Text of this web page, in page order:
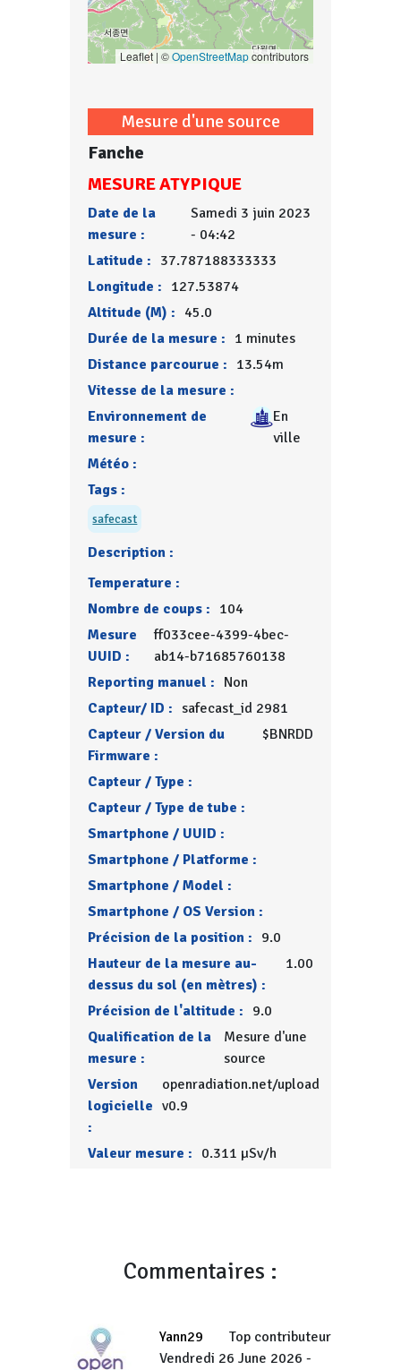
Leaflet | ©OpenStreetMapcontributors
Mesure d'une source
Fanche
MESURE ATYPIQUE
Date de la
mesure :
Samedi 3 juin 2023
- 04:42
Latitude : 37.787188333333
Longitude : 127.53874
Altitude (M) : 45.0
Durée de la mesure : 1 minutes
Distance parcourue : 13.54m
Vitesse de la mesure :
Environnement de
mesure :
En
ville
Météo :
Tags :
safecast
Description :
Temperature :
Nombre de coups : 104
Mesure
UUID :
ff033cee-4399-4bec-
ab14-b71685760138
Reporting manuel : Non
Capteur/ ID : safecast_id 2981
Capteur / Version du
Firmware :
$BNRDD
Capteur / Type :
Capteur / Type de tube :
Smartphone / UUID :
Smartphone / Platforme :
Smartphone / Model :
Smartphone / OS Version :
Précision de la position : 9.0
Hauteur de la mesure au-
dessus du sol (en mètres) :
1.00
Précision de l'altitude : 9.0
Qualification de la
mesure :
Mesure d'une
source
Version
logicielle
:
openradiation.net/upload
v0.9
Valeur mesure : 0.311 µSv/h
Commentaires :
Yann29
Top contributeur
Vendredi 26 June 2026 -